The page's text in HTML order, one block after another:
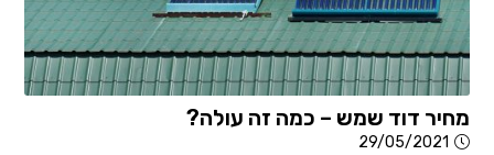
מחיר דוד שמש – כמה זה עולה?
29/05/2021